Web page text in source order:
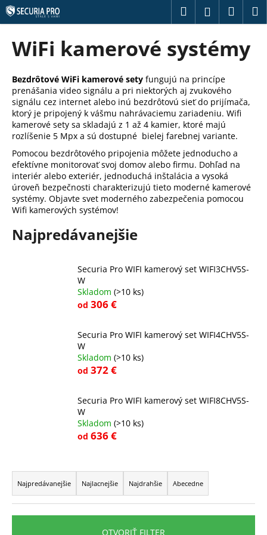
Prejsť
na
obsah
Hľadať
WiFi kamerové systémy
Bezdrôtové WiFi kamerové sety fungujú na princípe
prenášania video signálu a pri niektorých aj zvukového
signálu cez internet alebo inú bezdrôtovú sieť do prijímača,
ktorý je pripojený k vášmu nahrávaciemu zariadeniu. Wifi
kamerové sety sa skladajú z 1 až 4 kamier, ktoré majú
rozlíšenie 5 Mpx a sú dostupné bielej farebnej variante.
Pomocou bezdrôtového pripojenia môžete jednoducho a
efektívne monitorovať svoj domov alebo firmu. Dohľad na
interiér alebo exteriér, jednoduchá inštalácia a vysoká
úroveň bezpečnosti charakterizujú tieto moderné kamerové
systémy. Objavte svet moderného zabezpečenia pomocou
Wifi kamerových systémov!
Najpredávanejšie
Securia Pro WIFI kamerový set WIFI3CHV5S-
W
Skladom (>10 ks)
od 306 €
Securia Pro WIFI kamerový set WIFI4CHV5S-
W
Skladom (>10 ks)
od 372 €
Securia Pro WIFI kamerový set WIFI8CHV5S-
W
Skladom (>10 ks)
od 636 €
R
a
d
e
Najpredávanejšie Najlacnejšie Najdrahšie Abecedne
OTVORIŤ FILTER
K
o
o
p
o
t
r
e
b
u
j
t
HĽADAŤ
d
p
o